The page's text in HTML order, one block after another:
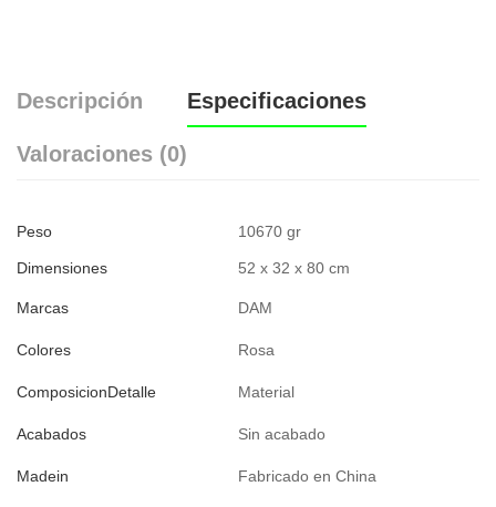
Descripción Especificaciones
Valoraciones (0)
Peso 10670 gr
Dimensiones 52 x 32 x 80 cm
Marcas DAM
Colores Rosa
ComposicionDetalle Material
Acabados Sin acabado
Madein Fabricado en China